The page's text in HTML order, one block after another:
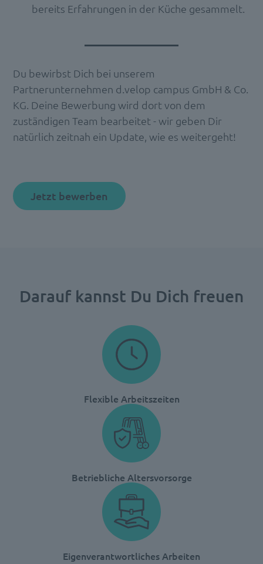
bereits Erfahrungen in der Küche gesammelt.
Du bewirbst Dich bei unserem
Partnerunternehmen d.velop campus GmbH & Co.
KG. Deine Bewerbung wird dort von dem
zuständigen Team bearbeitet - wir geben Dir
natürlich zeitnah ein Update, wie es weitergeht!
Jetzt bewerben
Darauf kannst Du Dich freuen
Flexible Arbeitszeiten
Betriebliche Altersvorsorge
Eigenverantwortliches Arbeiten